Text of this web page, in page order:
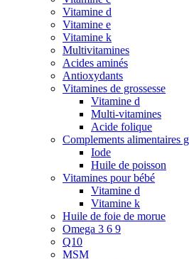
Vitamine d
Vitamine e
Vitamine k
Multivitamines
Acides aminés
Antioxydants
Vitamines de grossesse
Vitamine d
Multi-vitamines
Acide folique
Complements alimentaires
Iode
Huile de poisson
Vitamines pour bébé
Vitamine d
Vitamine k
Huile de foie de morue
Omega 3 6 9
Q10
MSM